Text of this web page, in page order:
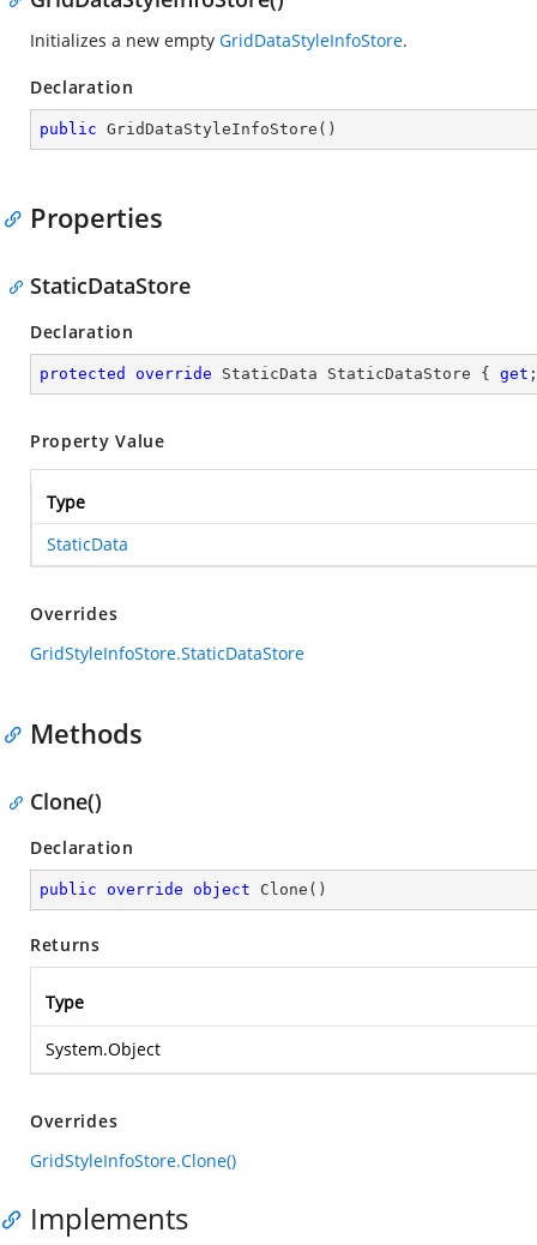
Initializes a new empty GridDataStyleInfoStore.
Declaration
public GridDataStyleInfoStore ( )
Properties
StaticDataStore
Declaration
protected override StaticData StaticDataStore { get
Property Value
Type
StaticData
Overrides
GridStyleInfoStore.StaticDataStore
Methods
Clone()
Declaration
public override object Clone ( )
Returns
Type
System.Object
Overrides
GridStyleInfoStore.Clone()
Implements